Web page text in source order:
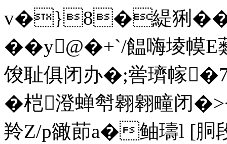
v�}8�緹猁
��y@�+`/饂嗨堎幙E
馂耻俱闭办�;喾璾幏
�桤澄蝉厁翱翱疃闭
羚Z/p豃莭a�鲉璹l [